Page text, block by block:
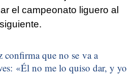
el campeonato liguero al
confirma que no se va a
«Él no me lo quiso dar, y yo